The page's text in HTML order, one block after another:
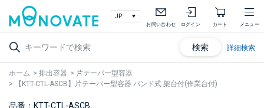
お問い合わせ ログイン カート メニュー
検索 詳細検索
ホーム > 排出容器 > 片テーパー型容器
>
【KTT-CTL-ASCB】片テーパー型容器 バンド式 架台付(作業台付)
品番：KTT-CTL-ASCB